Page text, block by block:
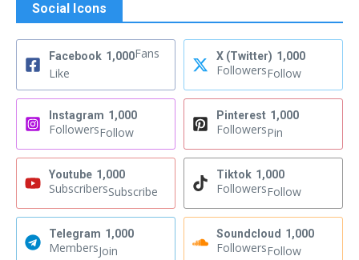
Social Icons
Facebook 1,000Fans
Like
X (Twitter) 1,000
FollowersFollow
Instagram 1,000
FollowersFollow
Pinterest 1,000
FollowersPin
Youtube 1,000
SubscribersSubscribe
Tiktok 1,000
FollowersFollow
Telegram 1,000
MembersJoin
Soundcloud 1,000
FollowersFollow